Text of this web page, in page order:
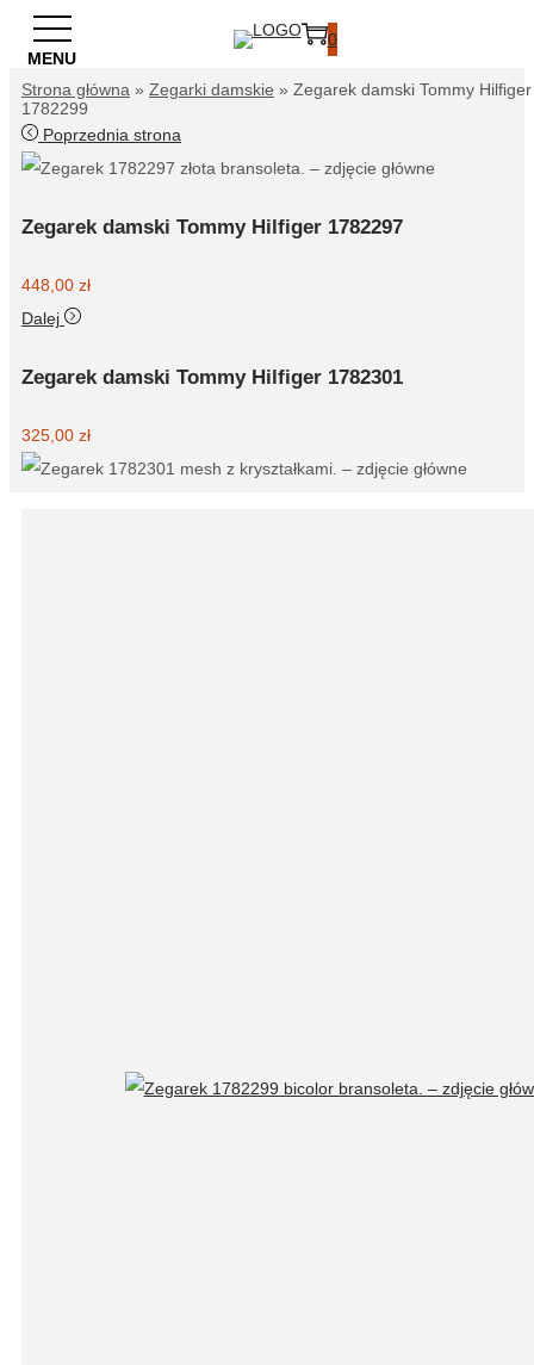
0
Strona główna » Zegarki damskie » Zegarek damski Tommy Hilfiger
1782299
Poprzednia strona
Zegarek damski Tommy Hilfiger 1782297
448,00 zł
Dalej
Zegarek damski Tommy Hilfiger 1782301
325,00 zł